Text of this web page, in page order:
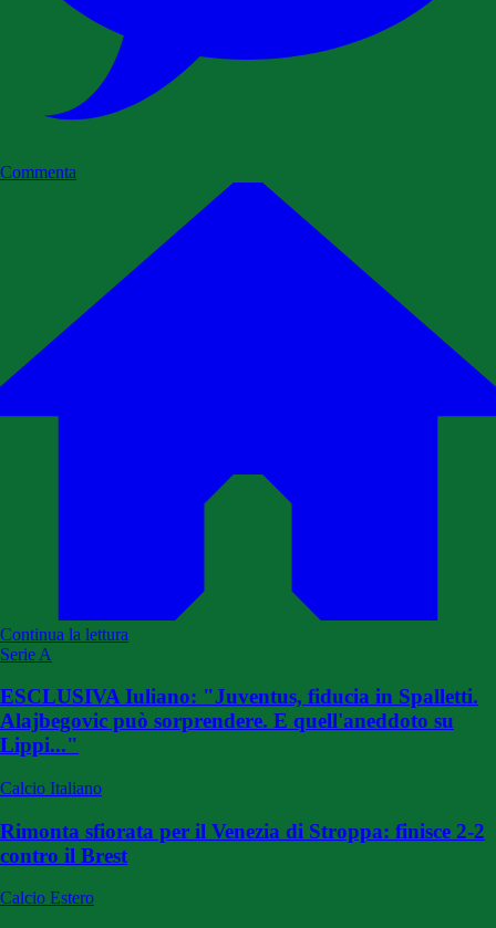
Commenta
Continua la lettura
Serie A
ESCLUSIVA Iuliano: "Juventus, fiducia in Spalletti.
Alajbegovic può sorprendere. E quell'aneddoto su
Lippi..."
Calcio Italiano
Rimonta sfiorata per il Venezia di Stroppa: finisce 2-2
contro il Brest
Calcio Estero